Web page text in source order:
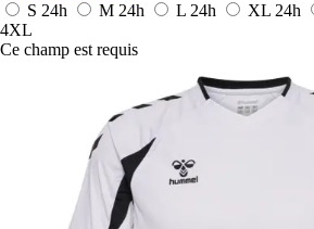
S 24h M 24h L 24h XL 24h
4XL
Ce champ est requis